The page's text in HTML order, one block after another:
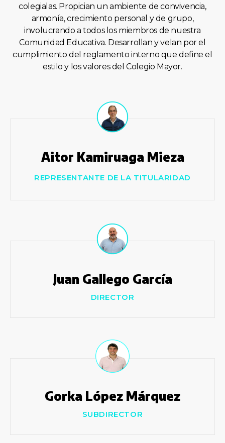
colegialas. Propician un ambiente de convivencia,
armonía, crecimiento personal y de grupo,
involucrando a todos los miembros de nuestra
Comunidad Educativa. Desarrollan y velan por el
cumplimiento del reglamento interno que define el
estilo y los valores del Colegio Mayor.
Aitor Kamiruaga Mieza
REPRESENTANTE DE LA TITULARIDAD
Juan Gallego García
DIRECTOR
Gorka López Márquez
SUBDIRECTOR